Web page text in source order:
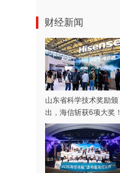
财经新闻
山东省科学技术奖励颁
出，海信斩获6项大奖！